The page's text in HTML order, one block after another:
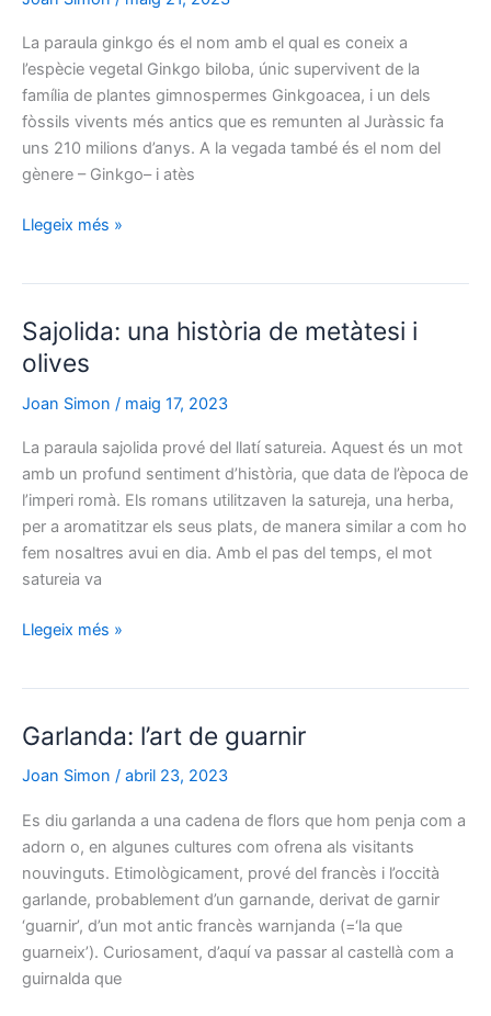
La paraula ginkgo és el nom amb el qual es coneix a
l’espècie vegetal Ginkgo biloba, únic supervivent de la
família de plantes gimnospermes Ginkgoacea, i un dels
fòssils vivents més antics que es remunten al Juràssic fa
uns 210 milions d’anys. A la vegada també és el nom del
gènere – Ginkgo– i atès
Ginkgo
amb
beneficis
la
cognitiva
Llegeix més »
Sajolida: una història de metàtesi i
olives
Joan Simon / maig 17, 2023
La paraula sajolida prové del llatí satureia. Aquest és un mot
amb un profund sentiment d’història, que data de l’època de
l’imperi romà. Els romans utilitzaven la satureja, una herba,
per a aromatitzar els seus plats, de manera similar a com ho
fem nosaltres avui en dia. Amb el pas del temps, el mot
satureia va
Sajolida:
metàtesi
olives
Llegeix més »
Garlanda: l’art de guarnir
Joan Simon / abril 23, 2023
Es diu garlanda a una cadena de flors que hom penja com a
adorn o, en algunes cultures com ofrena als visitants
nouvinguts. Etimològicament, prové del francès i l’occità
garlande, probablement d’un garnande, derivat de garnir
‘guarnir’, d’un mot antic francès warnjanda (=‘la que
guarneix’). Curiosament, d’aquí va passar al castellà com a
guirnalda que